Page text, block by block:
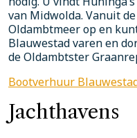
van Midwolda. Vanuit
Oldambtmeer op en
Blauwestad varen en
de Oldambtster
Bootverhuur
Jachthavens